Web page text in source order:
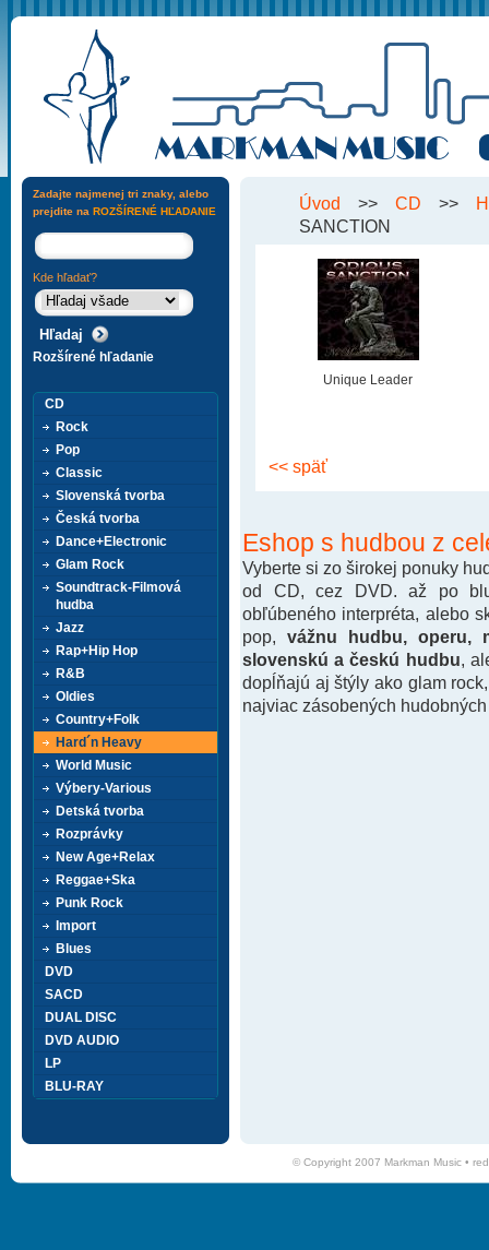
Úvod >> CD >>
SANCTION
Unique Leader
<< späť
Eshop s hudbou z
Vyberte si zo širokej ponuky
od CD, cez DVD. až po
obľúbeného interpréta, alebo
pop, vážnu hudbu, operu,
slovenskú a českú hudbu ,
dopĺňajú aj štýly ako glam
najviac zásobených
Zadajte najmenej tri znaky, alebo
prejdite na ROZŠÍRENÉ HĽADANIE
Kde hľadať?
Rozšírené hľadanie
CD
Rock
Pop
Classic
Slovenská tvorba
Česká tvorba
Dance+Electronic
Glam Rock
Soundtrack-Filmová
hudba
Jazz
Rap+Hip Hop
R&B
Oldies
Country+Folk
Hard´n Heavy
World Music
Výbery-Various
Detská tvorba
Rozprávky
New Age+Relax
Reggae+Ska
Punk Rock
Import
Blues
DVD
SACD
DUAL DISC
DVD AUDIO
LP
BLU-RAY
© Copyright 2007 Markman Music •